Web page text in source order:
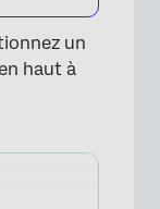
×
un
haut à